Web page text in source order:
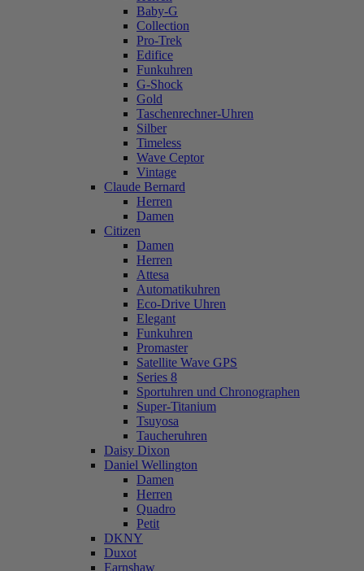
Baby-G
Collection
Pro-Trek
Edifice
Funkuhren
G-Shock
Gold
Taschenrechner-Uhren
Silber
Timeless
Wave Ceptor
Vintage
Claude Bernard
Herren
Damen
Citizen
Damen
Herren
Attesa
Automatikuhren
Eco-Drive Uhren
Elegant
Funkuhren
Promaster
Satellite Wave GPS
Series 8
Sportuhren und Chronographen
Super-Titanium
Tsuyosa
Taucheruhren
Daisy Dixon
Daniel Wellington
Damen
Herren
Quadro
Petit
DKNY
Duxot
Earnshaw